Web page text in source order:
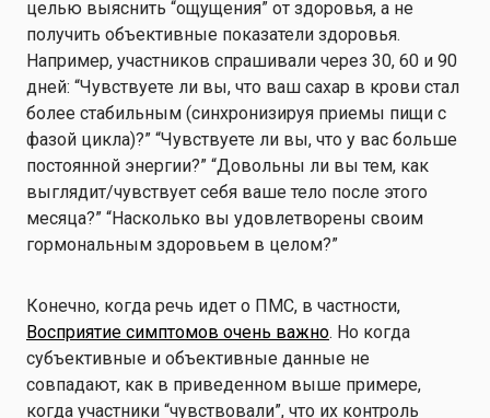
целью выяснить “ощущения” от здоровья, а не
получить объективные показатели здоровья.
Например, участников спрашивали через 30, 60 и 90
дней: “Чувствуете ли вы, что ваш сахар в крови стал
более стабильным (синхронизируя приемы пищи с
фазой цикла)?” “Чувствуете ли вы, что у вас больше
постоянной энергии?” “Довольны ли вы тем, как
выглядит/чувствует себя ваше тело после этого
месяца?” “Насколько вы удовлетворены своим
гормональным здоровьем в целом?”
Конечно, когда речь идет о ПМС, в частности,
Восприятие симптомов очень важно. Но когда
субъективные и объективные данные не
совпадают, как в приведенном выше примере,
когда участники “чувствовали”, что их контроль